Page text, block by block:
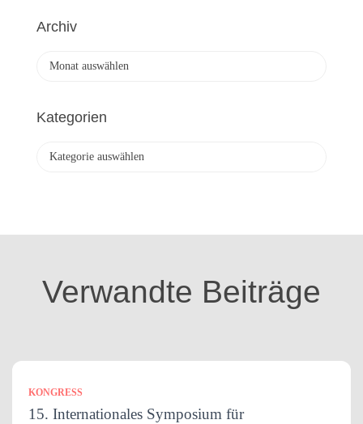
Archiv
h
Kategorien
o
Verwandte Beiträge
KONGRESS
15. Internationales Symposium für